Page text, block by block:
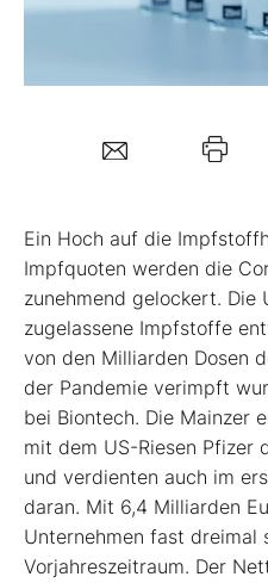
Kontakt
Ein Hoch auf die
Impfquoten werden die
zunehmend gelockert. Die
zugelassene Impfstoffe
von den Milliarden Dosen
der Pandemie verimpft
bei Biontech. Die Mainzer
mit dem US-Riesen Pfizer
und verdienten auch im
daran. Mit 6,4 Milliarden
Unternehmen fast dreimal
Vorjahreszeitraum. Der